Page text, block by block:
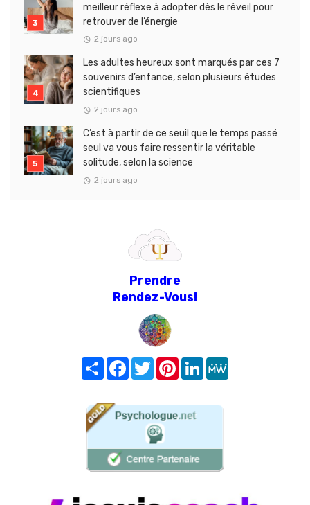
meilleur réflexe à adopter dès le réveil pour
retrouver de l’énergie
2 jours ago
Les adultes heureux sont marqués par ces 7
souvenirs d’enfance, selon plusieurs études
scientifiques
2 jours ago
C’est à partir de ce seuil que le temps passé
seul va vous faire ressentir la véritable
solitude, selon la science
2 jours ago
Prendre
Rendez-Vous!
Share FacebookTwitterPinterest
LinkedIn